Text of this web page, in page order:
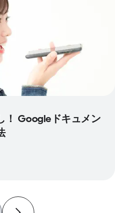
！ Googleドキュメン